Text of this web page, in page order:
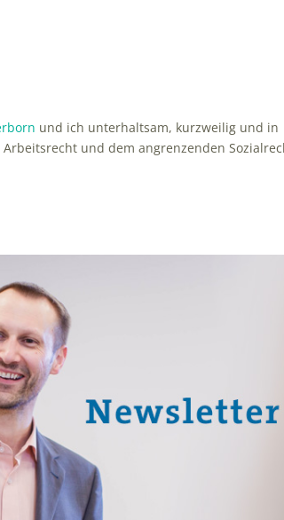
und ich unterhaltsam, kurzweilig und in
und dem angrenzenden